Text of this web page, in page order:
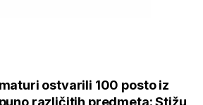
ostvarili 100 posto iz
različitih predmeta: Stižu